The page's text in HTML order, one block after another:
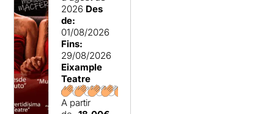
2026 Des
de:
01/08/2026
Fins:
29/08/2026
Eixample
Teatre
A partir